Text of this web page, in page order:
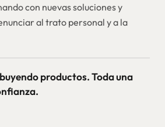
con nuevas soluciones y
al trato personal y a la
productos. Toda una